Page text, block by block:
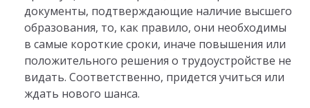
документы, подтверждающие наличие высшего
образования, то, как правило, они необходимы
в самые короткие сроки, иначе повышения или
положительного решения о трудоустройстве не
видать. Соответственно, придется учиться или
ждать нового шанса.